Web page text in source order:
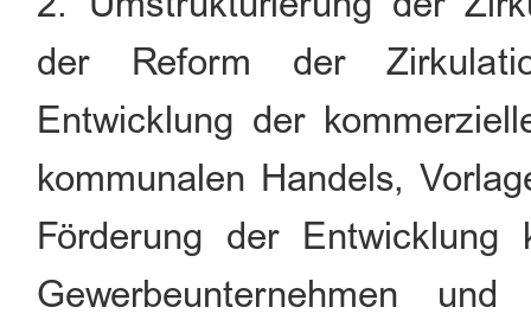
der Reform der
Entwicklung der
kommunalen Handels,
Förderung der
Gewerbeunternehmen